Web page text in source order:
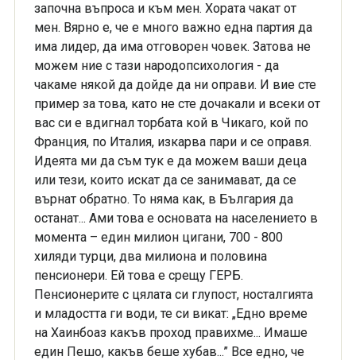
започна въпроса и към мен. Хората чакат от
мен. Вярно е, че е много важно една партия да
има лидер, да има отговорен човек. Затова не
можем ние с тази народопсихология - да
чакаме някой да дойде да ни оправи. И вие сте
пример за това, като не сте дочакали и всеки от
вас си е вдигнал торбата кой в Чикаго, кой по
Франция, по Италия, изкарва пари и се оправя.
Идеята ми да съм тук е да можем ваши деца
или тези, които искат да се занимават, да се
върнат обратно. То няма как, в България да
останат... Ами това е основата на населението в
момента – един милион цигани, 700 - 800
хиляди турци, два милиона и половина
пенсионери. Ей това е срещу ГЕРБ.
Пенсионерите с цялата си глупост, носталгията
и младостта ги води, те си викат: „Едно време
на Хаинбоаз какъв проход правихме... Имаше
един Пешо, какъв беше хубав...” Все едно, че